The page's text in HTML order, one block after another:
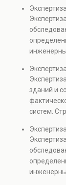
элементов
Услуга
также при
проверках.
прочности
объектов,
зданий и
систем.
элементов
Услуга
также при
проверках.